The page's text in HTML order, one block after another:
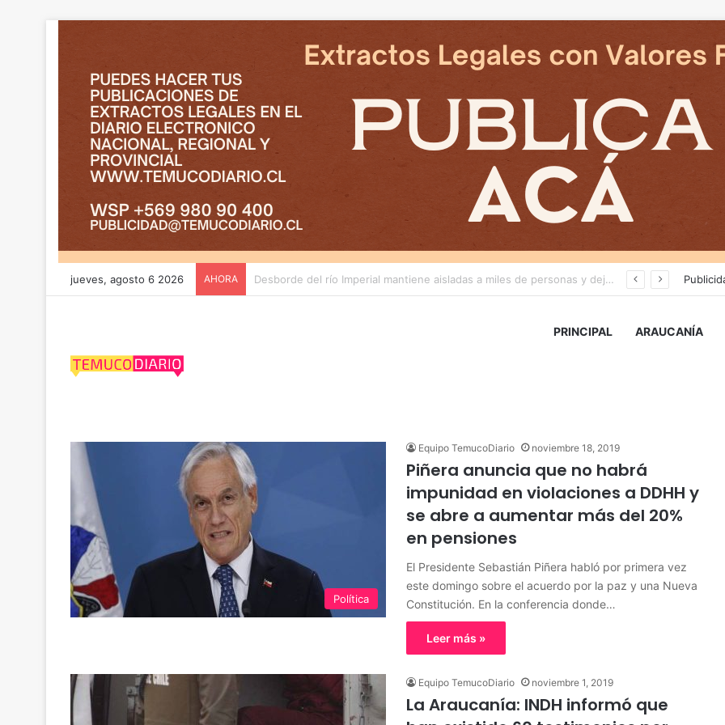
jueves, agosto 6 2026 AHORA Nuevas micromovilidades en Temuco: concejal Fredy Cartes destaca llegada de empresa Jet con tarifas más accesibles y mejores estándares de seguridad
PRINCIPAL ARAUCANÍA
violaciones
Política
Equipo TemucoDiario noviembre 18, 2019
Piñera anuncia que no habrá
impunidad en violaciones a DDHH y
se abre a aumentar más del 20%
en pensiones
El Presidente Sebastián Piñera habló por primera vez
este domingo sobre el acuerdo por la paz y una Nueva
Constitución. En la conferencia donde…
Leer más »
Equipo TemucoDiario noviembre 1, 2019
La Araucanía: INDH informó que